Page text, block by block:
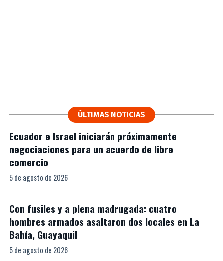
ÚLTIMAS NOTICIAS
Ecuador e Israel iniciarán próximamente
negociaciones para un acuerdo de libre
comercio
5 de agosto de 2026
Con fusiles y a plena madrugada: cuatro
hombres armados asaltaron dos locales en La
Bahía, Guayaquil
5 de agosto de 2026